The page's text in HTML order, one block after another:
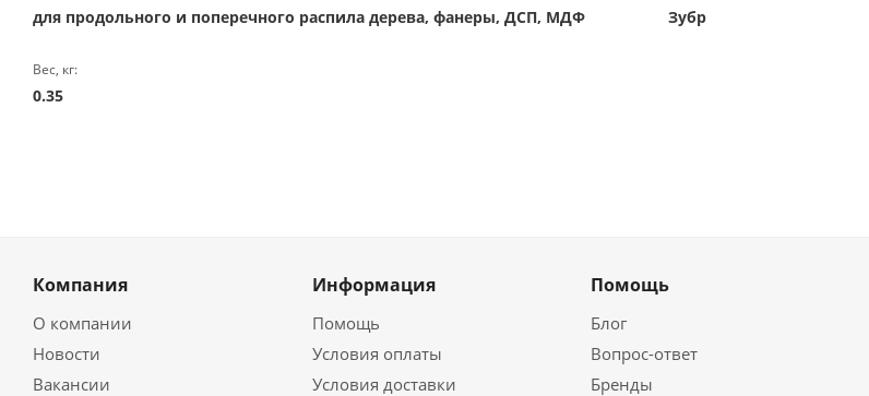
для продольного и поперечного распила дерева, фанеры, ДСП, МДФ Зубр
Вес, кг:
0.35
Компания
О компании
Новости
Вакансии
Информация
Помощь
Условия оплаты
Условия доставки
Помощь
Блог
Вопрос-ответ
Бренды